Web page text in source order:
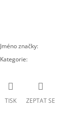
Jméno značky:
Kategorie:
TISK ZEPTAT SE